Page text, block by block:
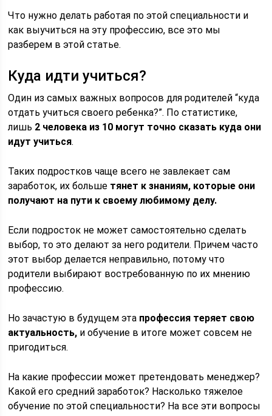
Что нужно делать работая по этой специальности и
как выучиться на эту профессию, все это мы
разберем в этой статье.
Куда идти учиться?
Один из самых важных вопросов для родителей “куда
отдать учиться своего ребенка?”. По статистике,
лишь 2 человека из 10 могут точно сказать куда они
идут учиться.
Таких подростков чаще всего не завлекает сам
заработок, их больше тянет к знаниям, которые они
получают на пути к своему любимому делу.
Если подросток не может самостоятельно сделать
выбор, то это делают за него родители. Причем часто
этот выбор делается неправильно, потому что
родители выбирают востребованную по их мнению
профессию.
Но зачастую в будущем эта профессия теряет свою
актуальность, и обучение в итоге может совсем не
пригодиться.
На какие профессии может претендовать менеджер?
Какой его средний заработок? Насколько тяжелое
обучение по этой специальности? На все эти вопросы